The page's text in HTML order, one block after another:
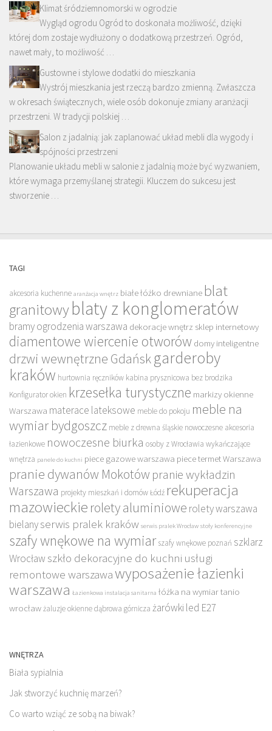
Klimat śródziemnomorski w ogrodzie
Wygląd ogrodu Ogród to doskonała możliwość, dzięki
której dom zostaje wydłużony o dodatkową przestrzeń. Ogród,
nawet mały, to możliwość …
Gustowne i stylowe dodatki do mieszkania
Wystrój mieszkania jest rzeczą bardzo zmienną. Zwłaszcza
w okresach świątecznych, wiele osób dokonuje zmiany aranżacji
przestrzeni. W tradycji polskiej …
Salon z jadalnią: jak zaplanować układ mebli dla wygody i
spójności przestrzeni
Planowanie układu mebli w salonie z jadalnią może być wyzwaniem,
które wymaga przemyślanej strategii. Kluczem do sukcesu jest
stworzenie …
TAGI
akcesoria kuchenne aranżacja wnętrz białe łóżko drewniane blat
granitowyblaty z konglomeratów
bramy ogrodzenia warszawa dekoracje wnętrz sklep internetowy
diamentowe wiercenie otworów domy inteligentne
drzwi wewnętrzne Gdańskgarderoby
kraków hurtownia ręczników kabina prysznicowa bez brodzika
Konfigurator okien krzesełka turystyczne markizy okienne
Warszawa materace lateksowe meble do pokoju meble na
wymiar bydgoszcz meble z drewna śląskie nowoczesne akcesoria
łazienkowe nowoczesne biurka osoby z Wrocławia wykańczające
wnętrza panele do kuchni piece gazowe warszawa piece termet Warszawa
pranie dywanów Mokotów pranie wykładzin
Warszawa projekty mieszkań i domów Łódź rekuperacja
mazowieckie rolety aluminiowe rolety warszawa
bielanyserwis pralek kraków serwis pralek Wrocław stoły konferencyjne
szafy wnękowe na wymiar szafy wnękowe poznań szklarz
Wrocław szkło dekoracyjne do kuchni usługi
remontowe warszawawyposażenie łazienki
warszawa Łazienkowa instalacja sanitarna łóżka na wymiar tanio
wrocławżaluzje okienne dąbrowa górnicza żarówki led E27
WNĘTRZA
Biała sypialnia
Jak stworzyć kuchnię marzeń?
Co warto wziąć ze sobą na biwak?